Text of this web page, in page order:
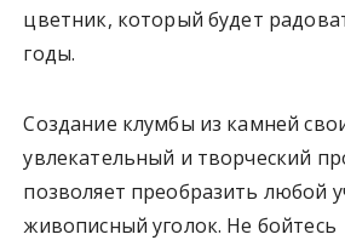
цветник, который будет
годы.
Создание клумбы из камней
увлекательный и творческий
позволяет преобразить любой
живописный уголок. Не бойтесь